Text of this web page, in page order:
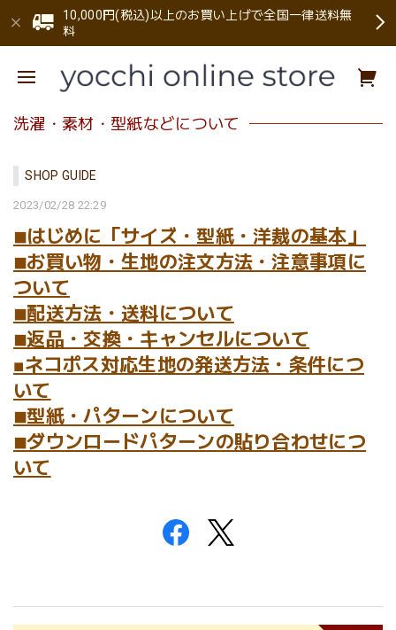
10,000円(税込)以上のお買い上げで全国一律送料無
料
洗濯・素材・型紙などについて
SHOP GUIDE
2023/02/28 22:29
◾︎はじめに「サイズ・型紙・洋裁の基本」
◾︎お買い物・生地の注文方法・注意事項に
ついて
◾︎配送方法・送料について
◾︎返品・交換・キャンセルについて
■ネコポス対応生地の発送方法・条件につ
いて
◾︎型紙・パターンについて
◾︎ダウンロードパターンの貼り合わせにつ
いて